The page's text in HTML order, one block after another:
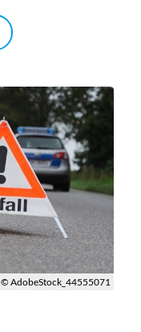
© AdobeStock_44555071